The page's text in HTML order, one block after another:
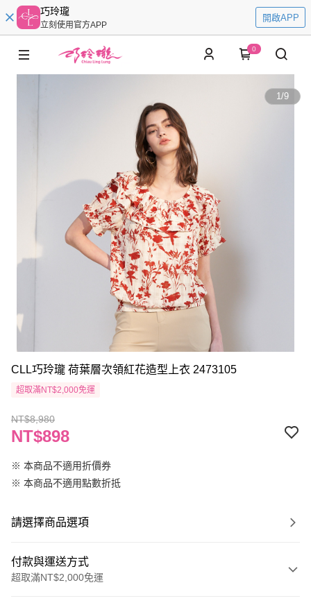
巧玲瓏
立刻使用官方APP
開啟APP
0
1/9
CLL巧玲瓏 荷葉層次領紅花造型上衣 2473105
超取滿NT$2,000免運
NT$8,980
NT$898
※ 本商品不適用折價券
※ 本商品不適用點數折抵
請選擇商品選項
付款與運送方式
超取滿NT$2,000免運